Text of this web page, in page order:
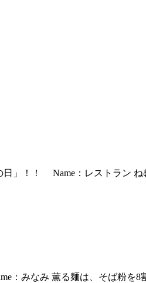
」！！ Name：レストラン ね
：みなみ 薫る麺は、そば粉を8